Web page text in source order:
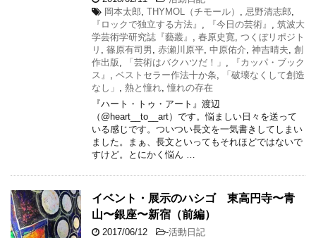
岡本太郎 THYMOL（チモール） 忌野清志郎
『ロックで独立する方法』
『今日の芸術』
筑波大
学芸術学研究誌『藝叢』
春原史寛 つくぼリポジト
リ
篠原有司男 赤瀬川原平 中原佑介 神吉晴夫 創
作出版
「芸術はバクハツだ！」
『カッパ・ブック
ス』
ベストセラー作法十か条
「破壊なくして創造
なし」
熱と憧れ 憧れの存在
『ハート・トゥ・アート』渡辺
（@heart__to__art）です。悩ましい日々を送って
いる感じです。ついつい長文を一気書きしてしまい
ました。まぁ、長文といってもそれほどではないで
すけど。とにかく悩ん …
イベント・展示のハシゴ 東高円寺〜青
山〜銀座〜新宿（前編）
2017/06/12 -活動日記